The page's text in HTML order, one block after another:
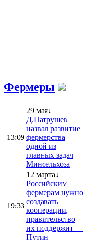
Фермеры
13:09
29 мая↓
Д.Патрушев
назвал развитие
фермерства
одной из
главных задач
Минсельхоза
19:33
12 марта↓
Российским
фермерам нужно
создавать
кооперации,
правительство
их поддержит —
Путин